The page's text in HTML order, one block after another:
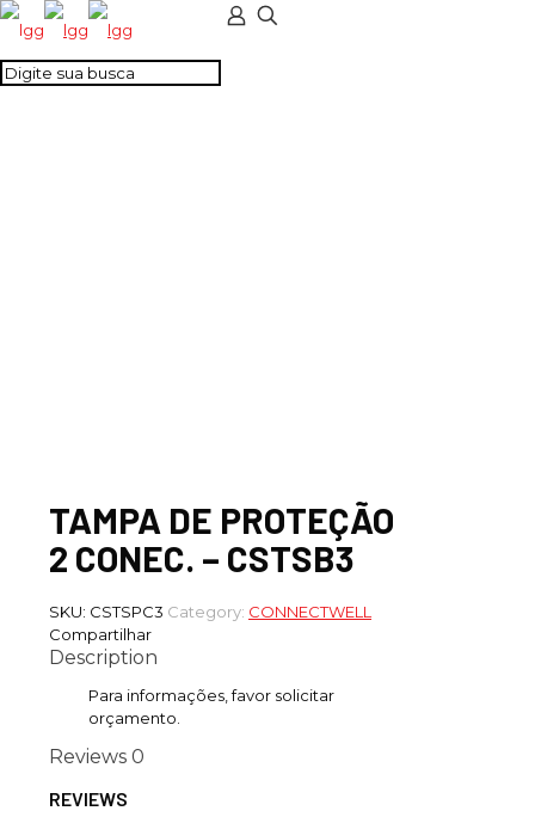
TAMPA DE PROTEÇÃO
2 CONEC. – CSTSB3
SKU: CSTSPC3 Category: CONNECTWELL
Compartilhar
Description
Para informações, favor solicitar
orçamento.
Reviews 0
REVIEWS